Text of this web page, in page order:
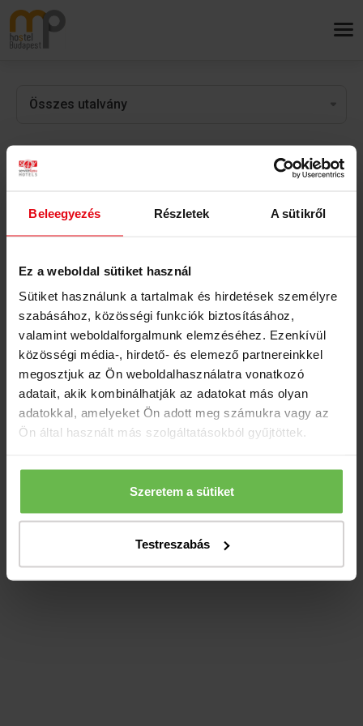
Beleegyezés Részletek A sütikről
Ez a weboldal sütiket használ
Sütiket használunk a tartalmak és hirdetések személyre
szabásához, közösségi funkciók biztosításához,
valamint weboldalforgalmunk elemzéséhez. Ezenkívül
közösségi média-, hirdető- és elemező partnereinkkel
megosztjuk az Ön weboldalhasználatra vonatkozó
adatait, akik kombinálhatják az adatokat más olyan
adatokkal, amelyeket Ön adott meg számukra vagy az
Ön által használt más szolgáltatásokból gyűjtöttek.
Szeretem a sütiket
Testreszabás
Ajándékutalványok
nélkül!
csomagajánlataink közül vagy vásároljon bármely Service 4 You
által meghatározott összegben! Service 4
You értékutalványainkatitt vásárolhatja meg!